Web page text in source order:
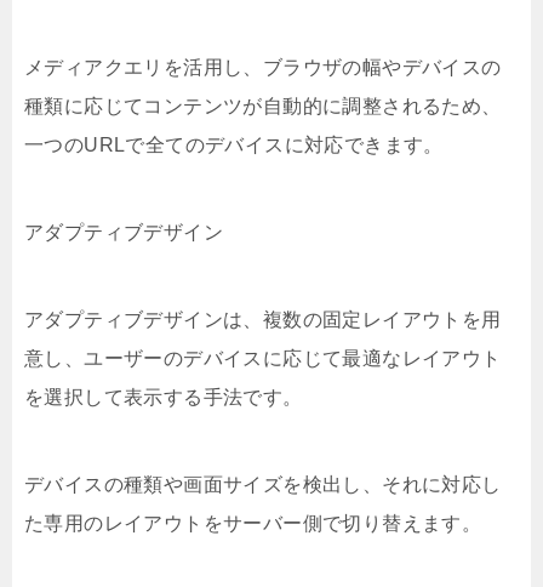
メディアクエリを活用し、ブラウザの幅やデバイスの
種類に応じてコンテンツが自動的に調整されるため、
一つのURLで全てのデバイスに対応できます。
アダプティブデザイン
アダプティブデザインは、複数の固定レイアウトを用
意し、ユーザーのデバイスに応じて最適なレイアウト
を選択して表示する手法です。
デバイスの種類や画面サイズを検出し、それに対応し
た専用のレイアウトをサーバー側で切り替えます。